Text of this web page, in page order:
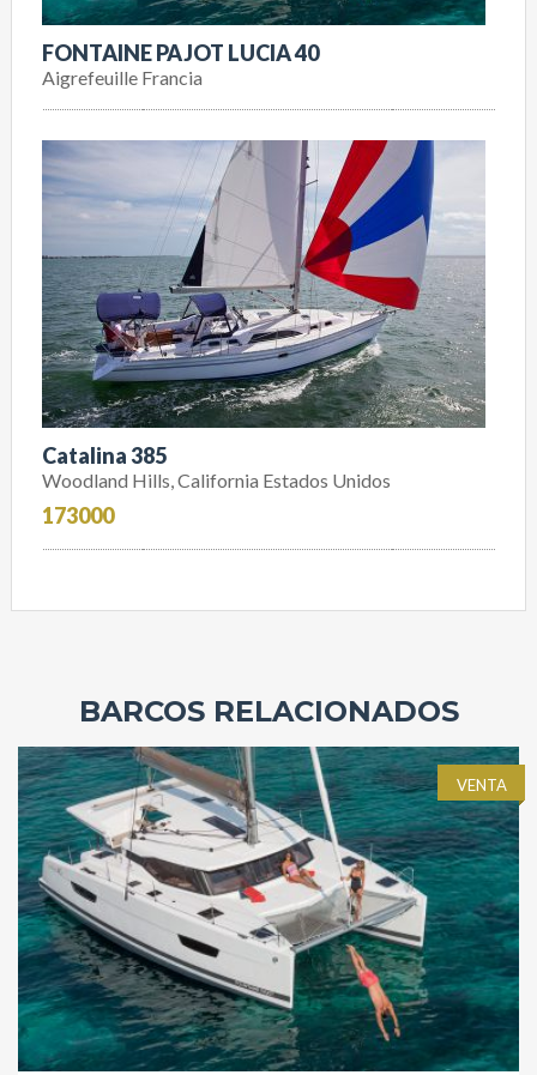
FONTAINE PAJOT LUCIA 40
Aigrefeuille Francia
Catalina 385
Woodland Hills, California Estados Unidos
173000
BARCOS RELACIONADOS
VENTA